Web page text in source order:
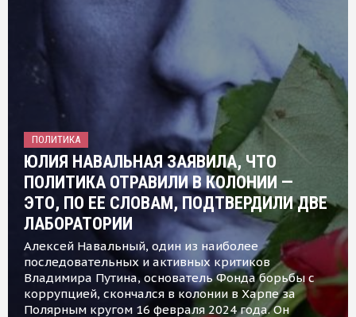
ПОЛИТИКА
ЮЛИЯ НАВАЛЬНАЯ ЗАЯВИЛА, ЧТО
ПОЛИТИКА ОТРАВИЛИ В КОЛОНИИ —
ЭТО, ПО ЕЕ СЛОВАМ, ПОДТВЕРДИЛИ ДВЕ
ЛАБОРАТОРИИ
Алексей Навальный, один из наиболее
последовательных и активных критиков
Владимира Путина, основатель Фонда борьбы с
коррупцией, скончался в колонии в Харпе за
Полярным кругом 16 февраля 2024 года. Он